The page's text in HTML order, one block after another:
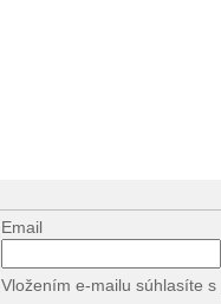
Email
Vložením e-mailu súhlasíte s